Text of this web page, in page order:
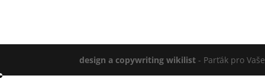
design a copywriting wikilist - Parťák pro